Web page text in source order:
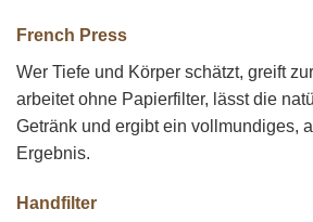
French Press
Wer Tiefe und Körper schätzt, greift
arbeitet ohne Papierfilter, lässt die
Getränk und ergibt ein vollmundiges,
Ergebnis.
Handfilter